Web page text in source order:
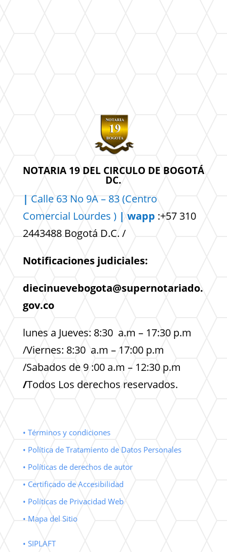
NOTARIA 19 DEL CIRCULO DE BOGOTÁ
DC.
| Calle 63 No 9A – 83 (Centro
Comercial Lourdes ) | wapp :+57 310
2443488 Bogotá D.C. /
Notificaciones judiciales:
diecinuevebogota@supernotariado.
gov.co
lunes a Jueves: 8:30 a.m – 17:30 p.m
/Viernes: 8:30 a.m – 17:00 p.m
/Sabados de 9 :00 a.m – 12:30 p.m
/Todos Los derechos reservados.
• Términos y condiciones
• Política de Tratamiento de Datos Personales
• Políticas de derechos de autor
• Certificado de Accesibilidad
• Políticas de Privacidad Web
• Mapa del Sitio
• SIPLAFT